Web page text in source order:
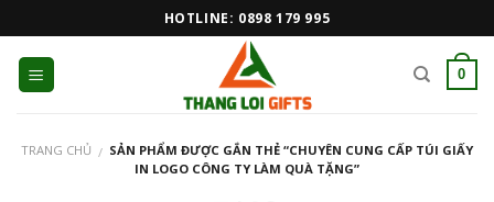
to
content
HOTLINE: 0898 179 995
0
TRANG CHỦ / SẢN PHẨM ĐƯỢC GẮN THẺ “CHUYÊN CUNG CẤP TÚI GIẤY
IN LOGO CÔNG TY LÀM QUÀ TẶNG”